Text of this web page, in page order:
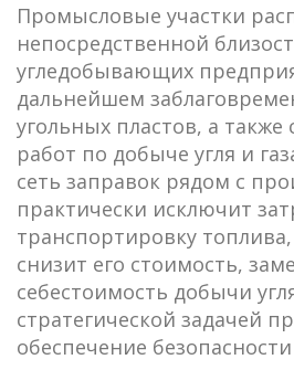
Промысловые участки
непосредственной
угледобывающих
дальнейшем
угольных пластов, а
работ по добыче угля и
сеть заправок рядом с
практически исключит
транспортировку
снизит его стоимость,
себестоимость добычи
стратегической задачей
обеспечение